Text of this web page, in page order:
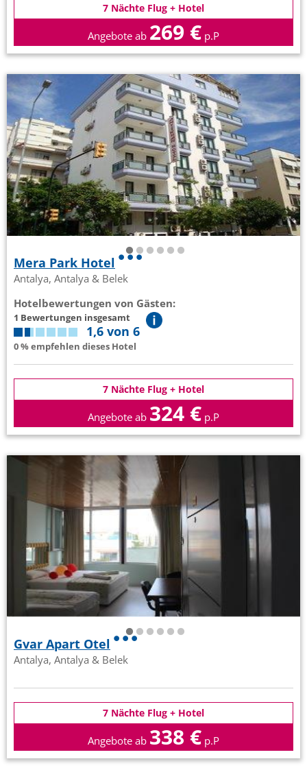
7 Nächte Flug + Hotel
Angebote ab 269 € p.P
Mera Park Hotel
Antalya, Antalya & Belek
Hotelbewertungen von Gästen:
1 Bewertungen insgesamt
1,6 von 6
0 % empfehlen dieses Hotel
7 Nächte Flug + Hotel
Angebote ab 324 € p.P
Gvar Apart Otel
Antalya, Antalya & Belek
7 Nächte Flug + Hotel
Angebote ab 338 € p.P